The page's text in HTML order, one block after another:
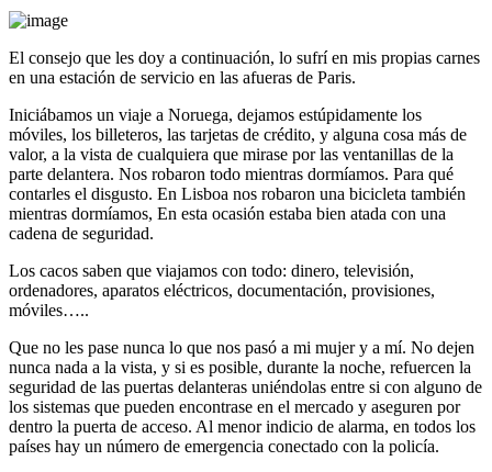
El consejo que les doy a continuación, lo sufrí en mis propias carnes
en una estación de servicio en las afueras de Paris.
Iniciábamos un viaje a Noruega, dejamos estúpidamente los
móviles, los billeteros, las tarjetas de crédito, y alguna cosa más de
valor, a la vista de cualquiera que mirase por las ventanillas de la
parte delantera. Nos robaron todo mientras dormíamos. Para qué
contarles el disgusto. En Lisboa nos robaron una bicicleta también
mientras dormíamos, En esta ocasión estaba bien atada con una
cadena de seguridad.
Los cacos saben que viajamos con todo: dinero, televisión,
ordenadores, aparatos eléctricos, documentación, provisiones,
móviles…..
Que no les pase nunca lo que nos pasó a mi mujer y a mí. No dejen
nunca nada a la vista, y si es posible, durante la noche, refuercen la
seguridad de las puertas delanteras uniéndolas entre si con alguno de
los sistemas que pueden encontrase en el mercado y aseguren por
dentro la puerta de acceso. Al menor indicio de alarma, en todos los
países hay un número de emergencia conectado con la policía.